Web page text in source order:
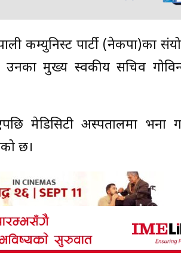
कम्युनिस्ट पार्टी (नेकपा)का
मुख्य स्वकीय सचिव
मेडिसिटी अस्पतालमा भर्ना
छ।